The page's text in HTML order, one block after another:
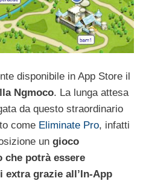
disponibile in App Store il
Ngmoco. La lunga attesa
da questo straordinario
come Eliminate Pro, infatti
un gioco
che potrà essere
grazie all’In-App